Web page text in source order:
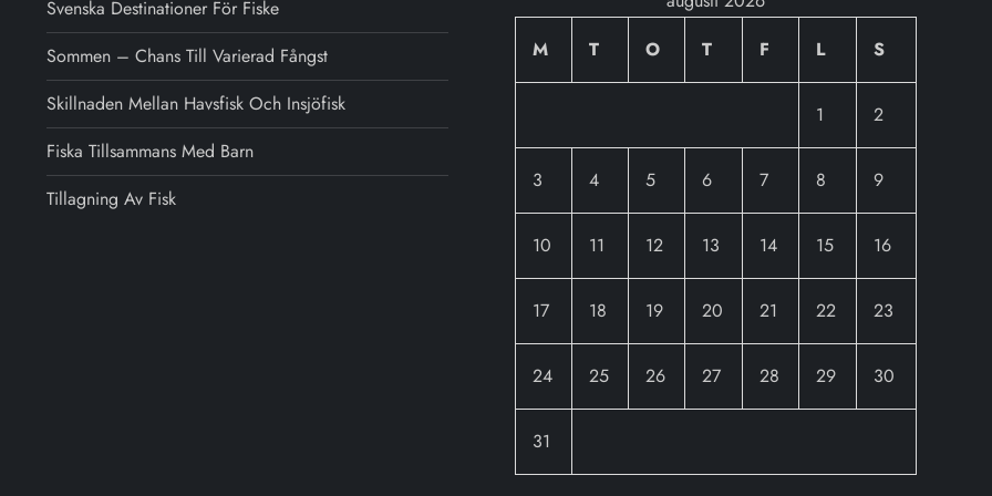
Svenska Destinationer För Fiske
Sommen – Chans Till Varierad Fångst
Skillnaden Mellan Havsfisk Och Insjöfisk
Fiska Tillsammans Med Barn
Tillagning Av Fisk
M
T O T F L S
1 2
3 4 5 6 7 8 9
10 11 12 13 14 15 16
17 18 19 20 21 22 23
24 25 26 27 28 29 30
31